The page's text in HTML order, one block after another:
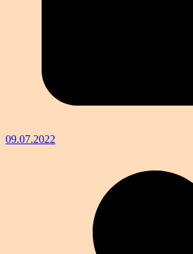
09.07.2022